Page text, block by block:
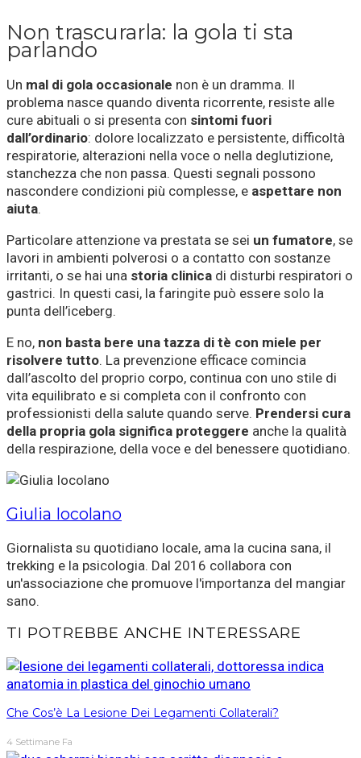
Non trascurarla: la gola ti sta
parlando
Un mal di gola occasionale non è un dramma. Il
problema nasce quando diventa ricorrente, resiste alle
cure abituali o si presenta con sintomi fuori
dall’ordinario: dolore localizzato e persistente, difficoltà
respiratorie, alterazioni nella voce o nella deglutizione,
stanchezza che non passa. Questi segnali possono
nascondere condizioni più complesse, e aspettare non
aiuta.
Particolare attenzione va prestata se sei un fumatore, se
lavori in ambienti polverosi o a contatto con sostanze
irritanti, o se hai una storia clinica di disturbi respiratori o
gastrici. In questi casi, la faringite può essere solo la
punta dell’iceberg.
E no, non basta bere una tazza di tè con miele per
risolvere tutto. La prevenzione efficace comincia
dall’ascolto del proprio corpo, continua con uno stile di
vita equilibrato e si completa con il confronto con
professionisti della salute quando serve. Prendersi cura
della propria gola significa proteggere anche la qualità
della respirazione, della voce e del benessere quotidiano.
Giulia Iocolano
Giornalista su quotidiano locale, ama la cucina sana, il
trekking e la psicologia. Dal 2016 collabora con
un'associazione che promuove l'importanza del mangiar
sano.
TI POTREBBE ANCHE INTERESSARE
Che Cos’è La Lesione Dei Legamenti Collaterali?
4 Settimane Fa